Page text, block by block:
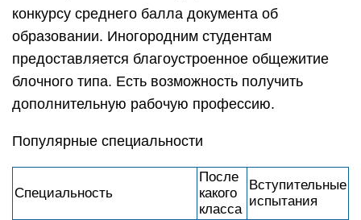
конкурсу среднего балла документа об
образовании. Иногородним студентам
предоставляется благоустроенное общежитие
блочного типа. Есть возможность получить
дополнительную рабочую профессию.
Популярные специальности
Специальность
После
какого
класса
Вступительные
испытания